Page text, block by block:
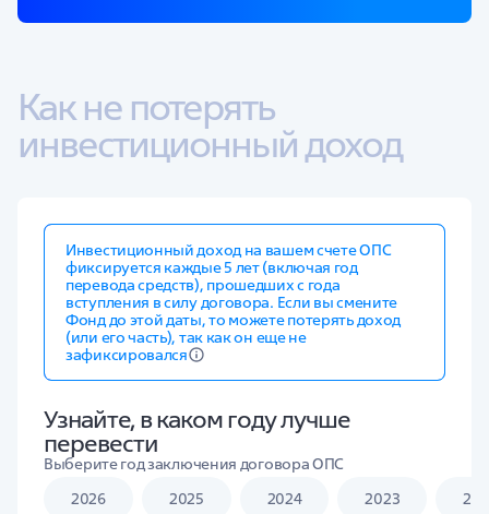
Как не потерять
инвестиционный доход
Инвестиционный доход на вашем счете ОПС
фиксируется каждые 5 лет (включая год
перевода средств), прошедших с года
вступления в силу договора. Если вы смените
Фонд до этой даты, то можете потерять доход
(или его часть), так как он еще не
зафиксировался
Узнайте, в каком году лучше
перевести
Выберите год заключения договора ОПС
2026
2025 2024 2023